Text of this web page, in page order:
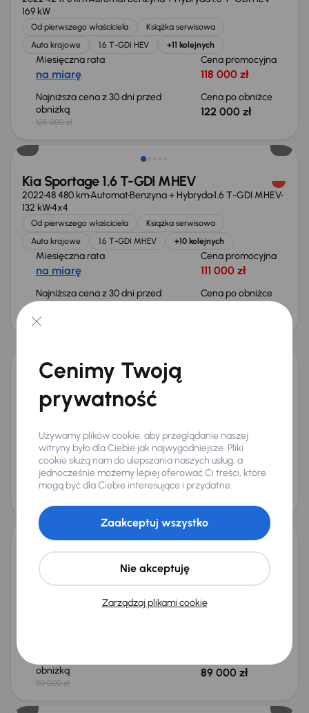
169 kW
Od pierwszego właściciela
Książka serwisowa
Auta krajowe
1.6 T-GDI HEV +11 kolejnych
Miesięczna rata
na miarę
Cena promocyjna
118 000 zł
Najniższa cena z 30 dni przed
obniżką
125 000 zł
Cena po obniżce
122 000 zł
Taniej o 1 000 zł
Kia Sportage 1.6 T-GDI MHEV
202248 480 kmAutomatBenzyna + Hybryda1.6 T-GDI MHEV
132 kW4x4
Od pierwszego właściciela
Książka serwisowa
Auta krajowe
1.6 T-GDI MHEV +10 kolejnych
Miesięczna rata
na miarę
Cena promocyjna
111 000 zł
Najniższa cena z 30 dni przed
obniżką
116 000 zł
Cena po obniżce
Kia Sportage
202088 840 kmAutomatBenzyna
Książka serwisowa
Salon Polska
+5 kolejnych
Miesięczna rata
od 440 zł
Cena promocyjna
70 000 zł
Cena
Taniej o 1 000 zł
Kia Sportage
2023 Benzyna 1.6 T-GDI110 kW
Od pierwszego właściciela
Książka serwisowa
1.6 T-GDI +6 kolejnych
obniżką
90 000 zł
89 000 zł
Taniej o 500 zł
Cenimy Twoją
prywatność
Używamy plików cookie, aby przeglądanie naszej
witryny było dla Ciebie jak najwygodniejsze. Pliki
cookie służą nam do ulepszania naszych usług, a
jednocześnie możemy lepiej oferować Ci treści, które
mogą być dla Ciebie interesujące i przydatne.
Zarządzaj plikami cookie
Nie akceptuję
Zaakceptuj wszystko